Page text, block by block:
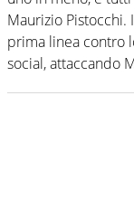
Maurizio
prima linea contro
social, attaccando